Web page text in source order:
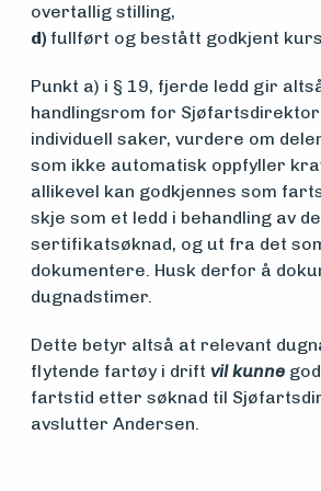
overtallig stilling,
d) fullført og bestått godkjent
Punkt a) i § 19, fjerde ledd gir
handlingsrom for
individuell saker, vurdere om
som ikke automatisk oppfyller
allikevel kan godkjennes som
skje som et ledd i behandling av
sertifikatsøknad, og ut fra det
dokumentere. Husk derfor å
dugnadstimer.
Dette betyr altså at relevant
flytende fartøy i drift vil kunne
fartstid etter søknad til
avslutter Andersen.